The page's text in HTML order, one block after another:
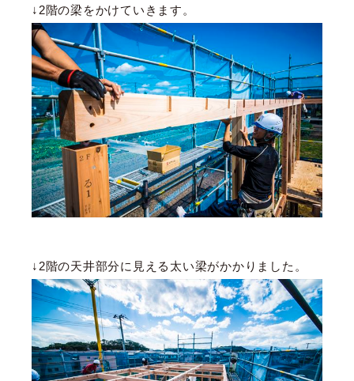
↓2階の梁をかけていきます。
↓2階の天井部分に見える太い梁がかかりました。